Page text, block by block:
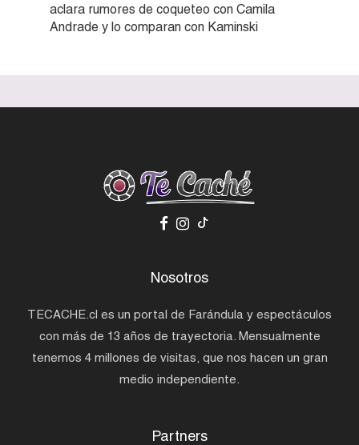
aclara rumores de coqueteo con Camila
Andrade y lo comparan con Kaminski
Nosotros
TECACHE.cl es un portal de Farándula y espectáculos
con más de 13 años de trayectoria. Mensualmente
tenemos 4 millones de visitas, que nos hacen un gran
medio independiente.
Partners